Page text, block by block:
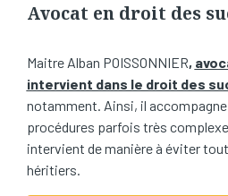
Avocat en droit des
Maitre Alban POISSONNIER,
intervient dans le droit des
notamment. Ainsi, il
procédures parfois très
intervient de manière à éviter
héritiers.